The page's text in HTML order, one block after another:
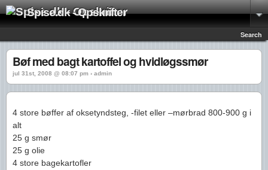
Spise.dk - Opskrifter
Search
Bøf med bagt kartoffel og hvidløgssmør
jul 31st, 2008 @ 08:07 pm › admin
4 store bøffer af oksetyndsteg, -filet eller –mørbrad 800-900 g i
alt
25 g smør
25 g olie
4 store bagekartofler